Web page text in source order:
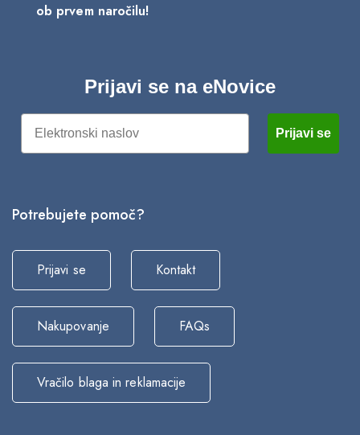
ob prvem naročilu!
Prijavi se na eNovice
Email
Prijavi se
Potrebujete pomoč?
Prijavi se Kontakt
Nakupovanje FAQs
Vračilo blaga in reklamacije